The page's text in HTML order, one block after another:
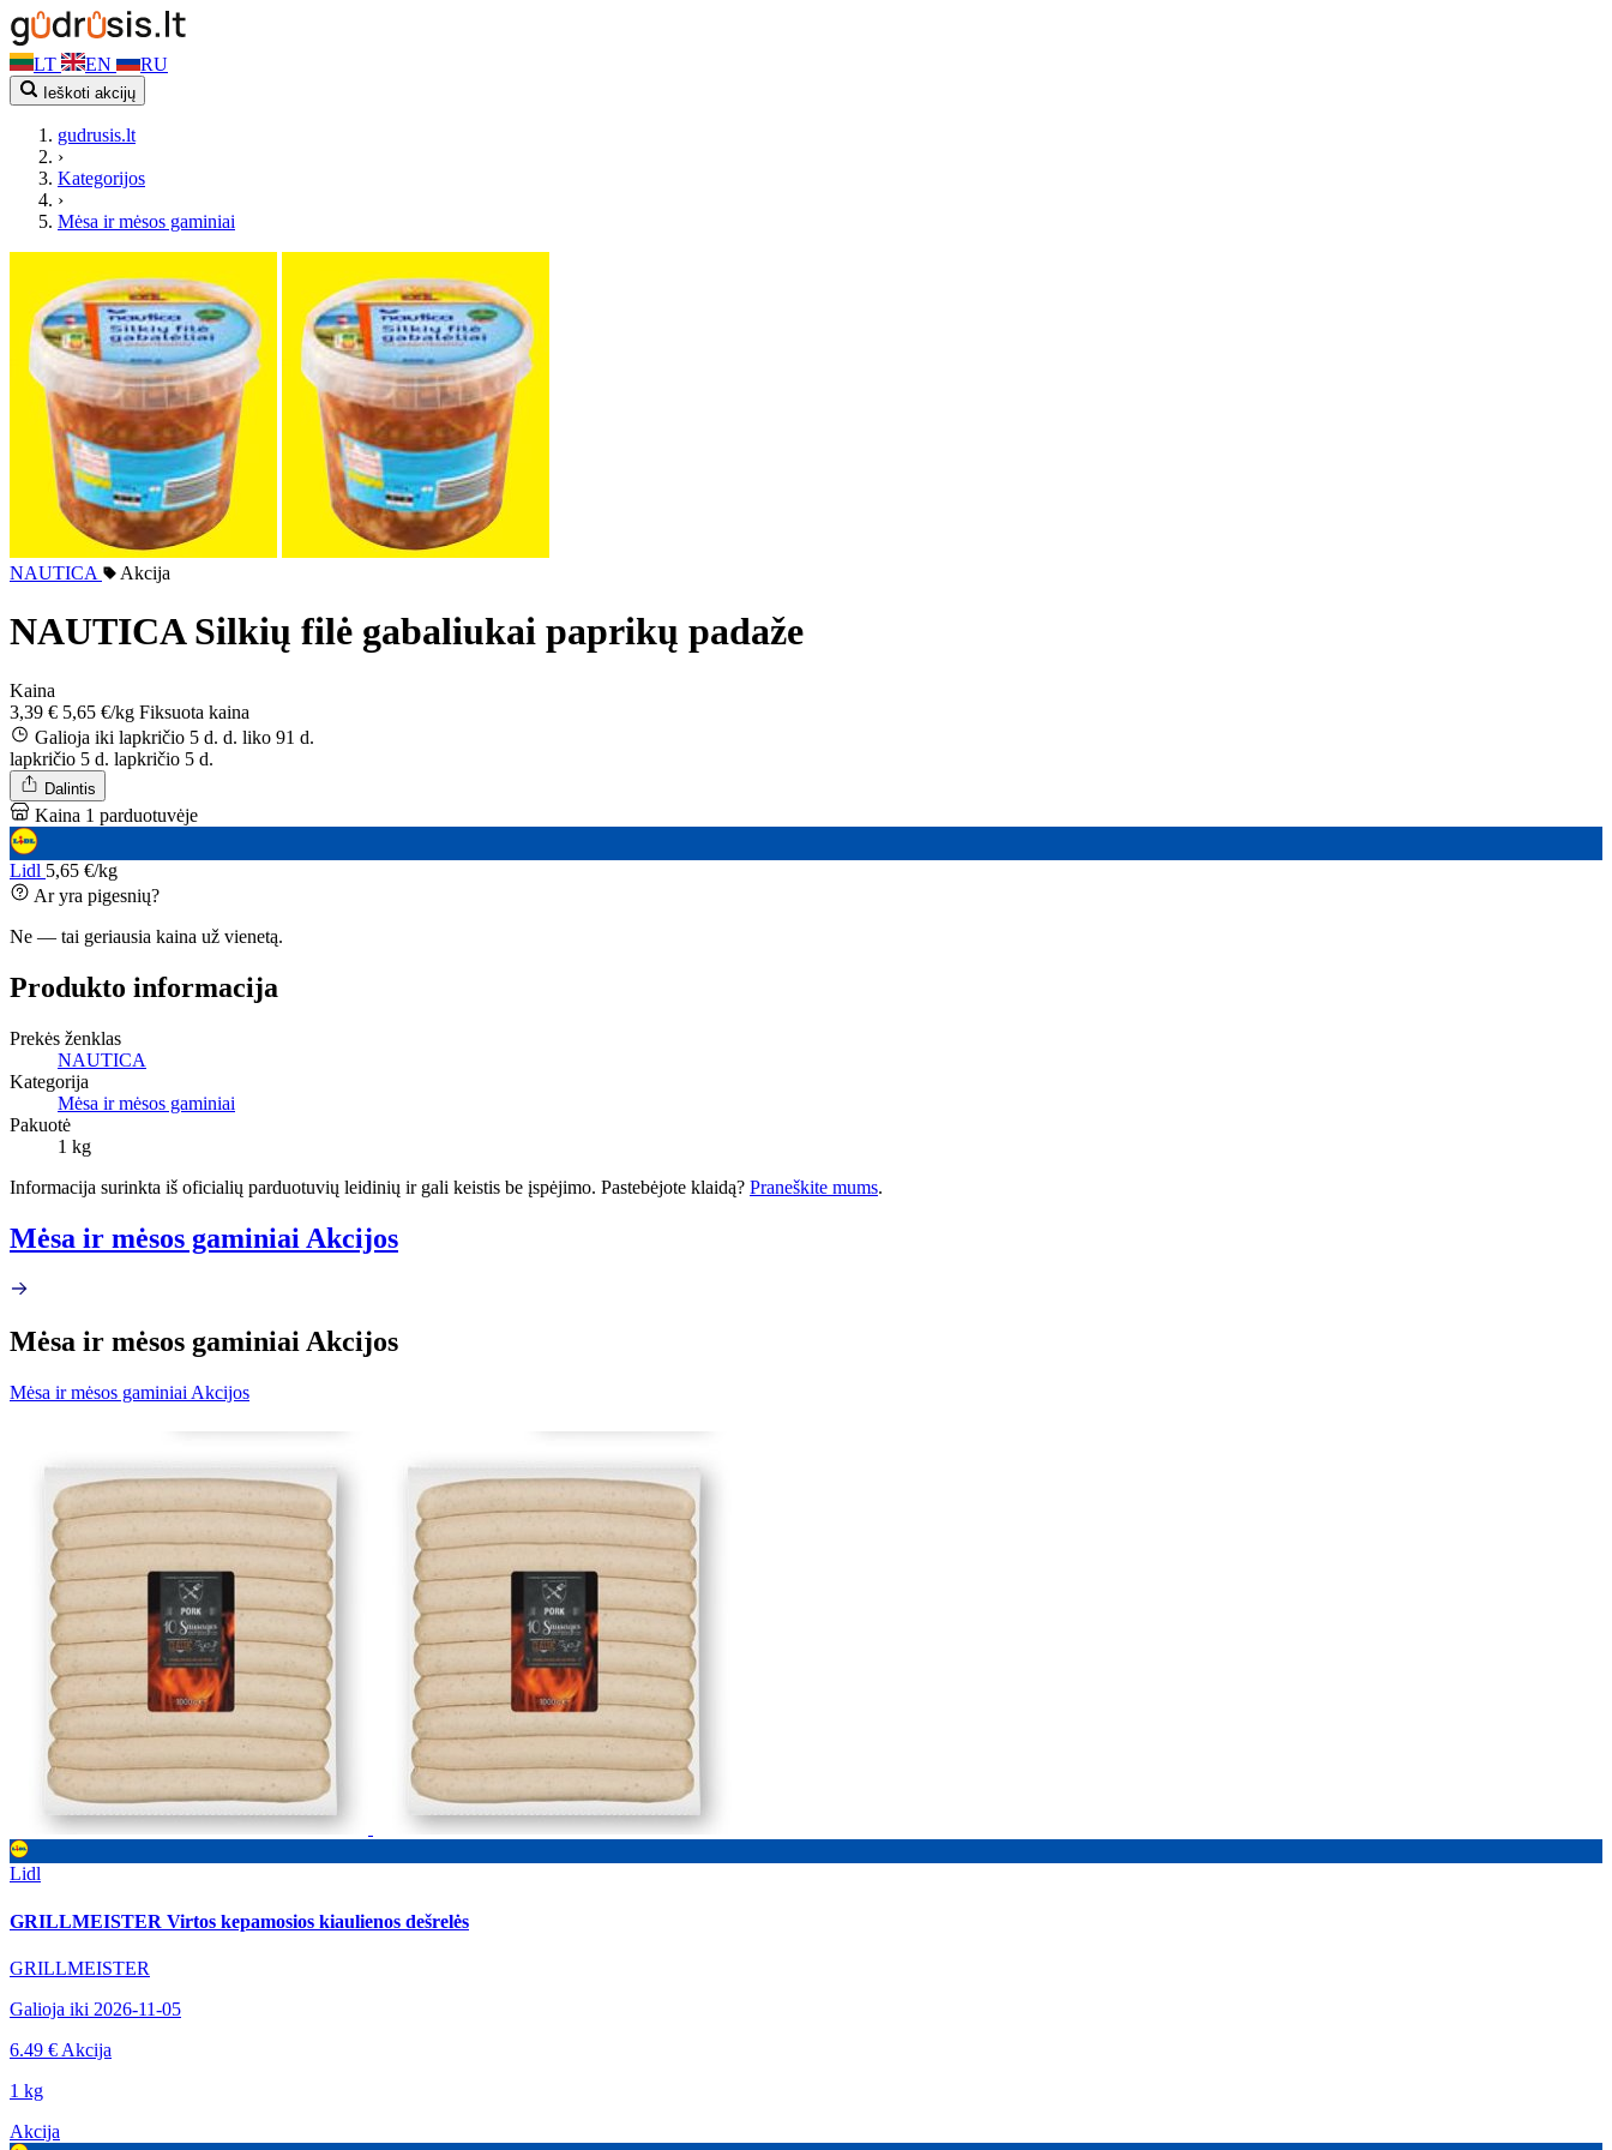
LT EN RU
Ieškoti akcijų
gudrusis.lt
›
Kategorijos
›
Mėsa ir mėsos gaminiai
NAUTICA Akcija
NAUTICA Silkių filė gabaliukai paprikų padaže
Kaina
3,39 € 5,65 €/kg Fiksuota kaina
Galioja iki lapkričio 5 d. d. liko 91 d.
lapkričio 5 d. lapkričio 5 d.
Dalintis
Kaina 1 parduotuvėje
Lidl 5,65 €/kg
Ar yra pigesnių?
Ne — tai geriausia kaina už vienetą.
Produkto informacija
Prekės ženklas
NAUTICA
Kategorija
Mėsa ir mėsos gaminiai
Pakuotė
1 kg
Informacija surinkta iš oficialių parduotuvių leidinių ir gali keistis be įspėjimo. Pastebėjote klaidą? Praneškite mums.
Mėsa ir mėsos gaminiai Akcijos
Mėsa ir mėsos gaminiai Akcijos
Mėsa ir mėsos gaminiai Akcijos
Lidl
GRILLMEISTER Virtos kepamosios kiaulienos dešrelės
GRILLMEISTER
Galioja iki 2026-11-05
6.49 € Akcija
1 kg
Akcija